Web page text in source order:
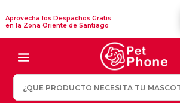
Aprovecha los Despachos Gratis
en la Zona Oriente de Santiago